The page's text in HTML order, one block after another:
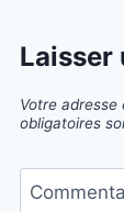
Laisser
Votre adresse
obligatoires